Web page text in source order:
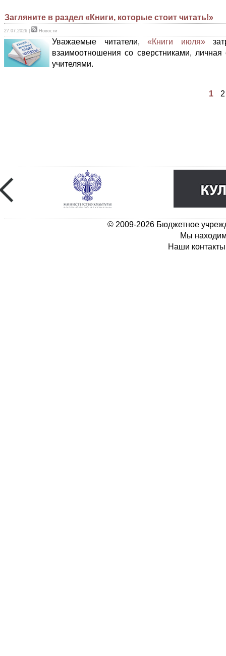
Загляните в раздел «Книги, которые стоит читать!»
27.07.2026 Новости
Уважаемые читатели,«Книги июля»
взаимоотношения со сверстниками,
учителями.
1 2
© 2009-2026 Бюджетное
Мы
Наши